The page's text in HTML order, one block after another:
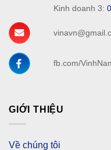
Kinh doanh 3:
fb.com/
GIỚI THIỆU
Về chúng tôi